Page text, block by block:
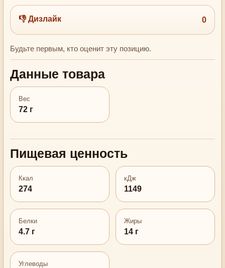
👎 Дизлайк 0
Будьте первым, кто оценит эту позицию.
Данные товара
Вес
72 г
Пищевая ценность
Ккал
274
кДж
1149
Белки
4.7 г
Жиры
14 г
Углеводы